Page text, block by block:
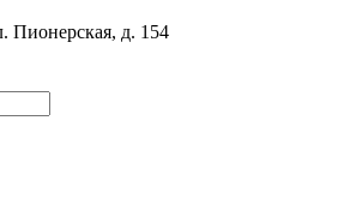
Пионерская, д. 154